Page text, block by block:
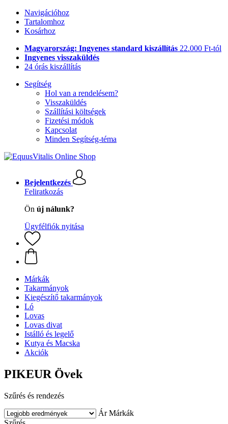
Navigációhoz
Tartalomhoz
Kosárhoz
Magyarország: Ingyenes standard kiszállítás 22.000 Ft-tól
Ingyenes visszaküldés
24 órás kiszállítás
Segítség
Hol van a rendelésem?
Visszaküldés
Szállítási költségek
Fizetési módok
Kapcsolat
Minden Segítség-téma
Bejelentkezés
Feliratkozás
Ön új nálunk?
Ügyfélfiók nyitása
Márkák
Takarmányok
Kiegészítő takarmányok
Ló
Lovas
Lovas divat
Istálló és legelő
Kutya és Macska
Akciók
PIKEUR Övek
Szűrés és rendezés
Ár Márkák